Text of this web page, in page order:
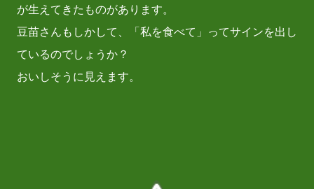
が生えてきたものがあります。
豆苗さんもしかして、「私を食べて」ってサインを出し
ているのでしょうか？
おいしそうに見えます。